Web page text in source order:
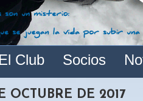
El Club Socios
OCTUBRE DE 2017